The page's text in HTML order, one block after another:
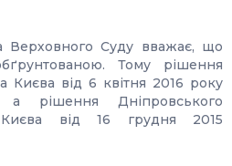
Верховного Суду вважає, що
Тому рішення
Києва від 6 квітня 2016 року
а рішення Дніпровського
від 16 грудня 2015